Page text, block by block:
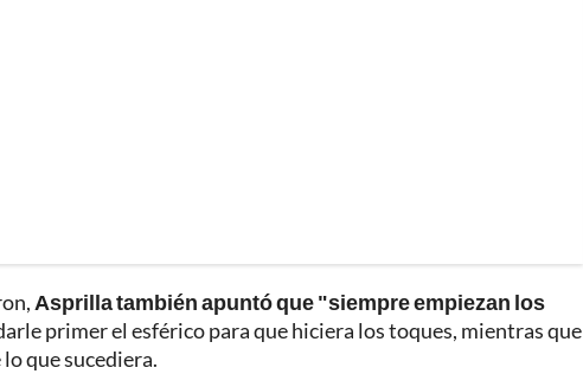
Asprilla también apuntó que "siempre empiezan los
primer el esférico para que hiciera los toques, mientras que
que sucediera.